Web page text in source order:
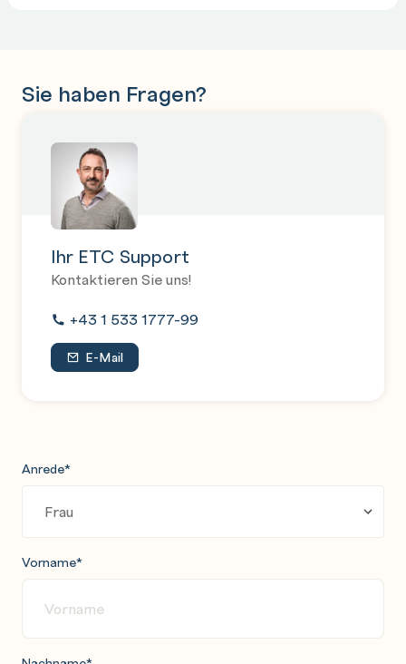
Sie haben Fragen?
Ihr ETC Support
Kontaktieren Sie uns!
+43 1 533 1777-99
E-Mail
Anrede*
Vorname*